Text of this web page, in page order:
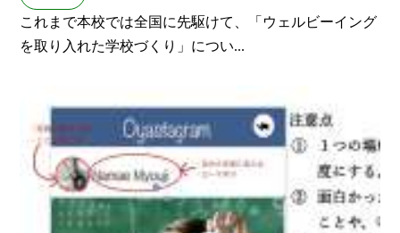
これまで本校では全国に先駆けて、「ウェルビーイング
を取り入れた学校づくり」につい...